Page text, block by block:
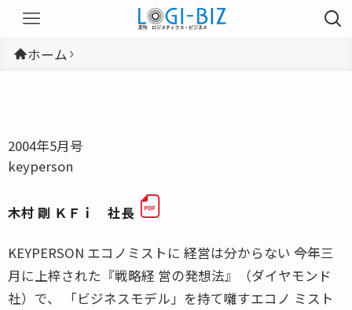
ホーム
2004年5月号
keyperson
木村 剛 ＫＦｉ 社長
KEYPERSON エコノミストに 経営は分からない ――今年三
月に上梓された『戦略経 営の発想法』（ダイヤモンド
社）で、 「ビジネスモデル」を持て囃すエコノ ミスト